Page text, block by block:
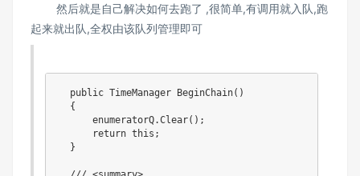
然后就是自己解决如何去跑了 ,很简单,有调用就入队,跑
起来就出队,全权由该队列管理即可
  public TimeManager BeginChain()
  {
      enumeratorQ.Clear();
      return this;
  }